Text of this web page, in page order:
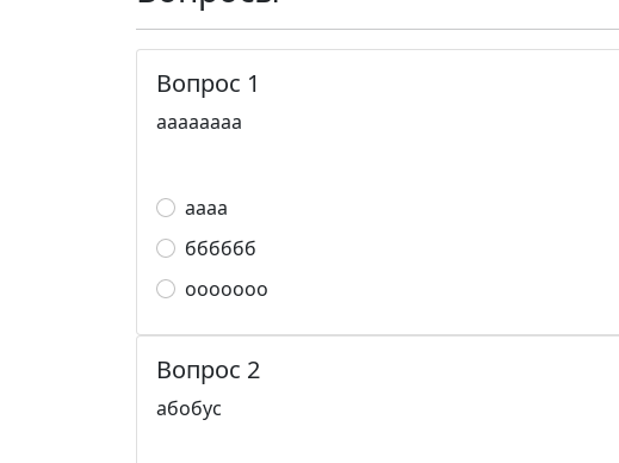
Вопрос 1
аааааааа
аааа
бббббб
ооооооо
Вопрос 2
абобус